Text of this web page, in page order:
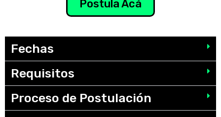
Postula Acá
Fechas
Requisitos
Proceso de Postulación